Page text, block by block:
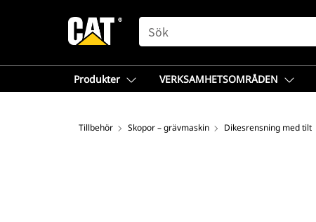
SEARCH
Produkter VERKSAMHETSOMRÅDEN
Tillbehör Skopor – grävmaskin Dikesrensning med tilt